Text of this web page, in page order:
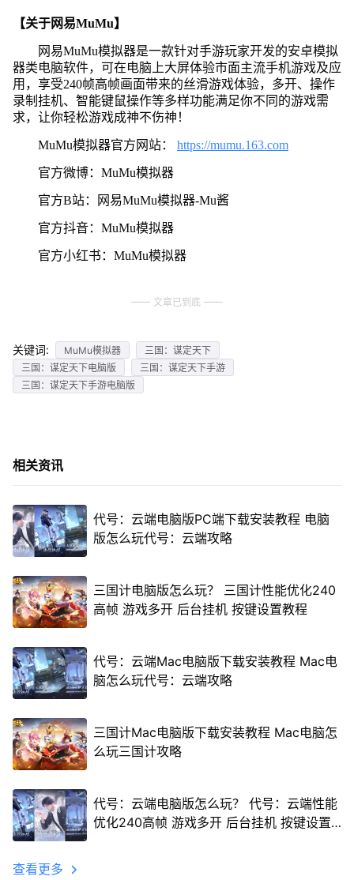
【关于网易MuMu】
网易MuMu模拟器是一款针对手游玩家开发的安卓模拟
器类电脑软件，可在电脑上大屏体验市面主流手机游戏及应
用，享受240帧高帧画面带来的丝滑游戏体验，多开、操作
录制挂机、智能键鼠操作等多样功能满足你不同的游戏需
求，让你轻松游戏成神不伤神！
MuMu模拟器官方网站： https://mumu.163.com
官方微博：MuMu模拟器
官方B站：网易MuMu模拟器-Mu酱
官方抖音：MuMu模拟器
官方小红书：MuMu模拟器
文章已到底
关键词: MuMu模拟器
三国：谋定天下
三国：谋定天下电脑版
三国：谋定天下手游
三国：谋定天下手游电脑版
相关资讯
代号：云端电脑版PC端下载安装教程 电脑
版怎么玩代号：云端攻略
三国计电脑版怎么玩？ 三国计性能优化240
高帧 游戏多开 后台挂机 按键设置教程
代号：云端Mac电脑版下载安装教程 Mac电
脑怎么玩代号：云端攻略
三国计Mac电脑版下载安装教程 Mac电脑怎
么玩三国计攻略
代号：云端电脑版怎么玩？ 代号：云端性能
优化240高帧 游戏多开 后台挂机 按键设置
查看更多